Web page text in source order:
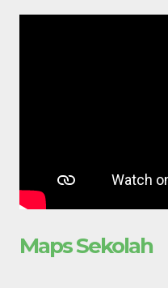
Maps Sekolah